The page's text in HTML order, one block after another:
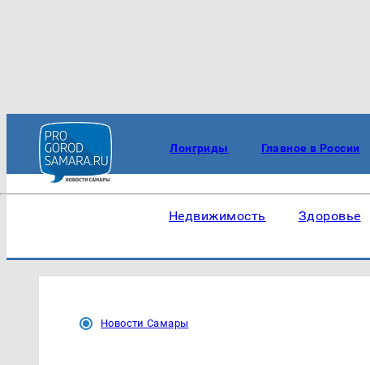
Лонгриды Главное в России
Недвижимость Здоровье
Новости Самары